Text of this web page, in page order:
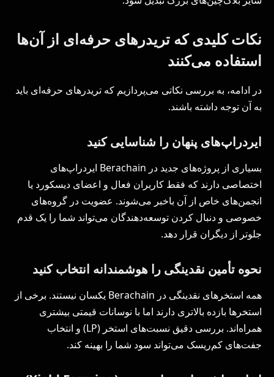
نکات کلیدی که تریدرهای حرفه‌ای از آن‌ها
استفاده می‌کنند
در ادامه، به بررسی نکاتی می‌پردازیم که تریدرهای حرفه‌ای باید
به آن توجه داشته باشند.
ایردراپ‌های پنهان را شناسایی کنید
بسیاری از پروژه‌های جدید در Berachain ایردراپ‌های
اختصاصی دارند که فقط کاربران فعال و اعضای دیسکورد یا
انجمن‌های خاص از آن باخبر می‌شوند. عضویت در گروه‌های
خصوصی و دنبال کردن توسعه‌دهندگان می‌تواند شما را یک قدم
جلوتر از دیگران قرار دهد.
نحوه تأمین نقدینگی را هوشمندانه انتخاب کنید
همه استخرهای نقدینگی در Berachain یکسان نیستند. برخی از
استخرها بازده بالاتری دارند اما با نوسانات قیمتی بیشتری
همراه‌اند. بررسی دقیق نسبت‌های استخر (LP) و انتخاب
جفت‌های کم‌ریسک می‌تواند سود شما را بهینه کند.